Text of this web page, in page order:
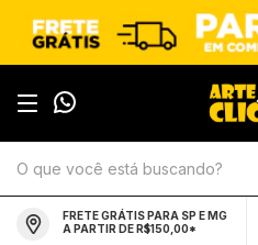
FRETE GRÁTIS PARA SP E MG
A PARTIR DE R$150,00*